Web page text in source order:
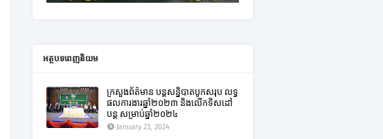
អត្ថបទពេញនិយម
ក្រសួងព័ត៌មាន បន្តសន្និបាតបូកសរុប លទ្ធ
ផលការងារឆ្នាំ២០២៣ និងលើកទិសដៅ
បន្ត សម្រាប់ឆ្នាំ២០២៤
January 23, 2024